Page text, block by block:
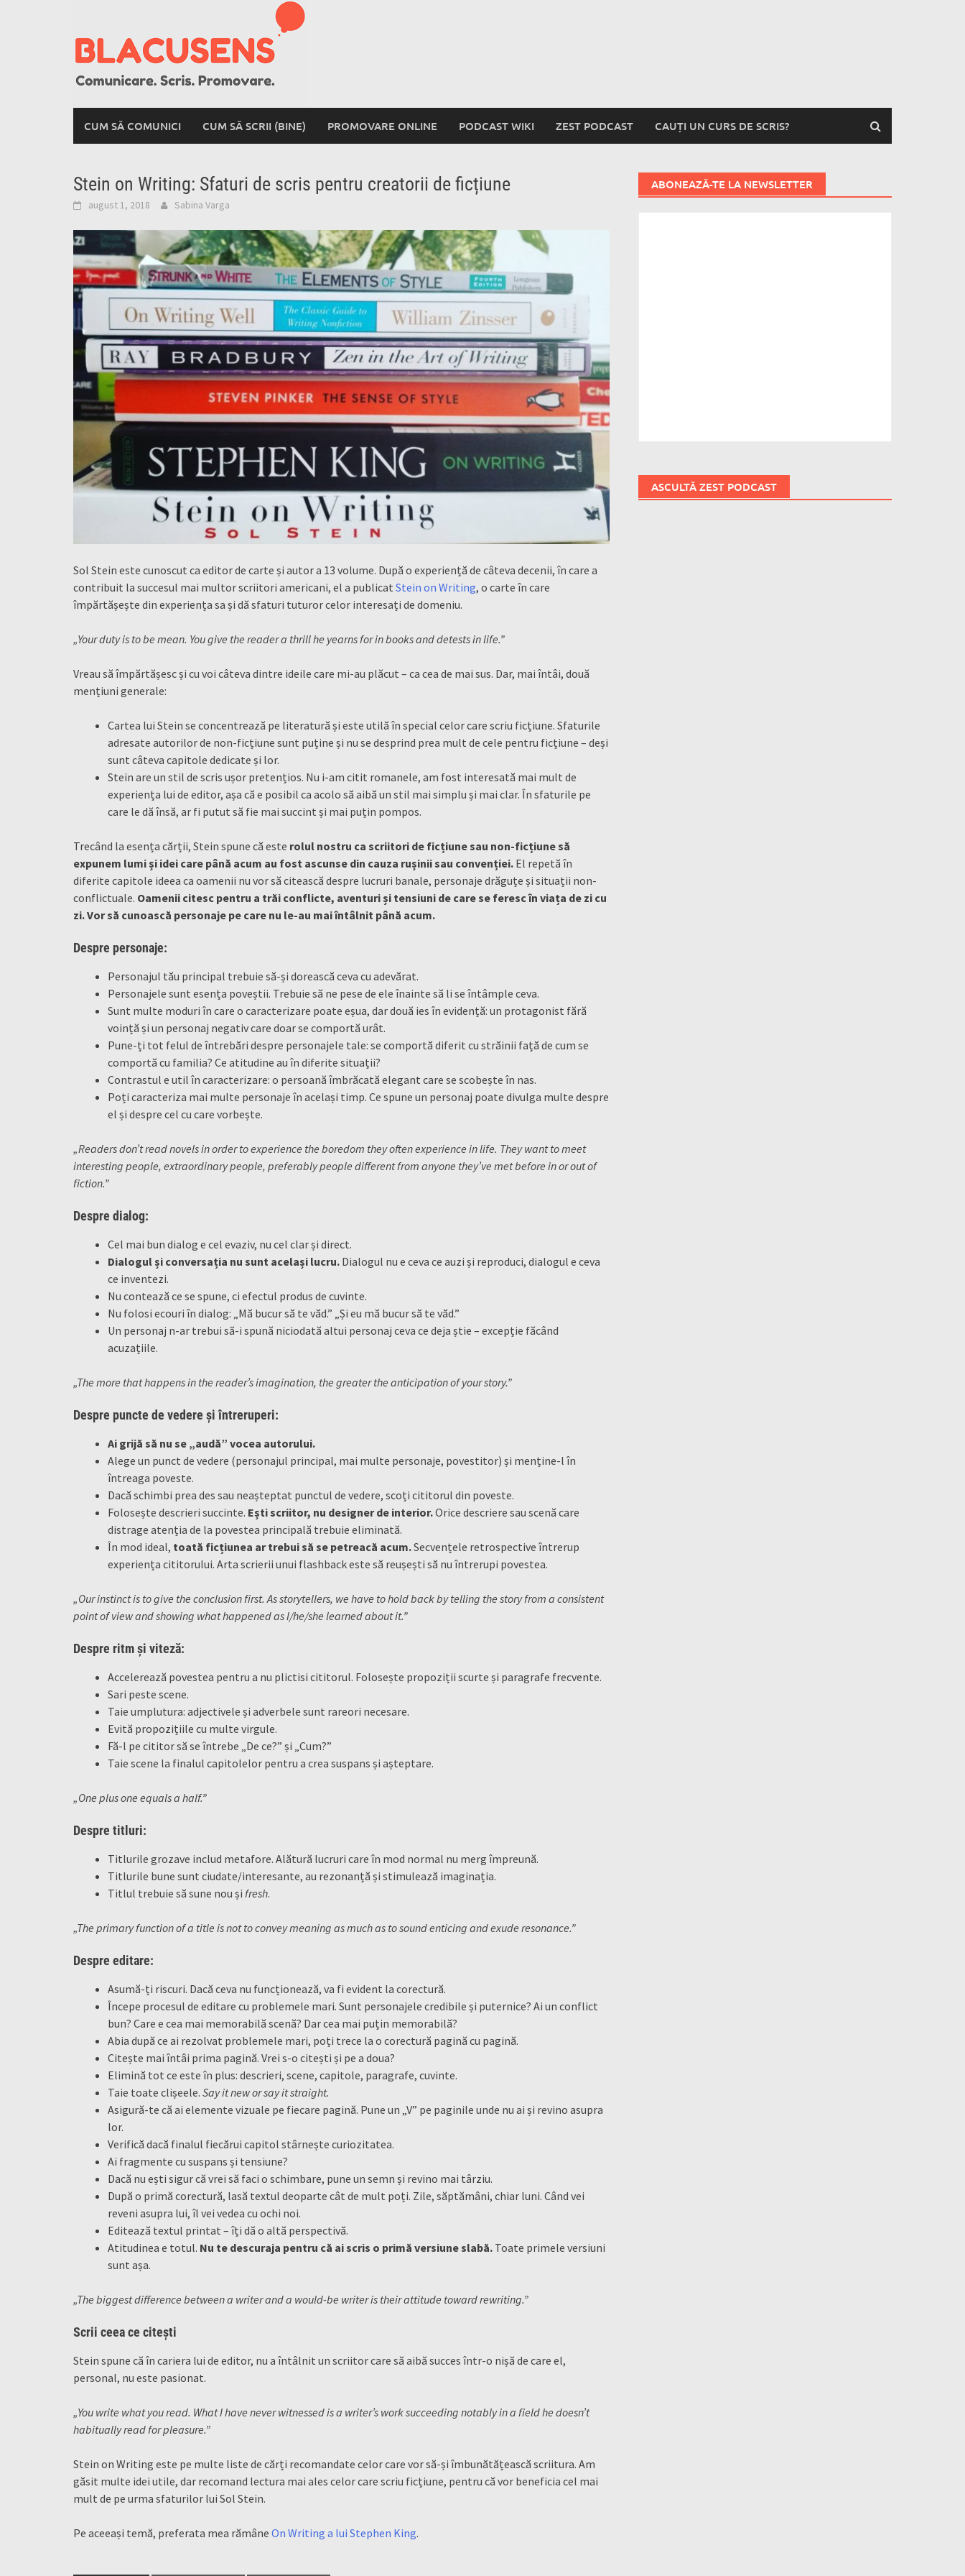
CUM SĂ COMUNICI CUM SĂ SCRII (BINE) PROMOVARE ONLINE PODCAST WIKI ZEST PODCAST CAUȚI UN CURS DE SCRIS?
Stein on Writing: Sfaturi de scris pentru creatorii de ficțiune
august 1, 2018 Sabina Varga
Sol Stein este cunoscut ca editor de carte și autor a 13 volume. După o experiență de câteva decenii, în care a
contribuit la succesul mai multor scriitori americani, el a publicat Stein on Writing, o carte în care
împărtășește din experiența sa și dă sfaturi tuturor celor interesați de domeniu.
„Your duty is to be mean. You give the reader a thrill he yearns for in books and detests in life.”
Vreau să împărtășesc și cu voi câteva dintre ideile care mi-au plăcut – ca cea de mai sus. Dar, mai întâi, două
mențiuni generale:
Cartea lui Stein se concentrează pe literatură și este utilă în special celor care scriu ficțiune. Sfaturile
adresate autorilor de non-ficțiune sunt puține și nu se desprind prea mult de cele pentru ficțiune – deși
sunt câteva capitole dedicate și lor.
Stein are un stil de scris ușor pretențios. Nu i-am citit romanele, am fost interesată mai mult de
experiența lui de editor, așa că e posibil ca acolo să aibă un stil mai simplu și mai clar. În sfaturile pe
care le dă însă, ar fi putut să fie mai succint și mai puțin pompos.
Trecând la esența cărții, Stein spune că este rolul nostru ca scriitori de ficțiune sau non-ficțiune să
expunem lumi și idei care până acum au fost ascunse din cauza rușinii sau convenției. El repetă în
diferite capitole ideea ca oamenii nu vor să citească despre lucruri banale, personaje drăguțe și situații non-
conflictuale. Oamenii citesc pentru a trăi conflicte, aventuri și tensiuni de care se feresc în viața de zi cu
zi. Vor să cunoască personaje pe care nu le-au mai întâlnit până acum.
Despre personaje:
Personajul tău principal trebuie să-și dorească ceva cu adevărat.
Personajele sunt esența poveștii. Trebuie să ne pese de ele înainte să li se întâmple ceva.
Sunt multe moduri în care o caracterizare poate eșua, dar două ies în evidență: un protagonist fără
voință și un personaj negativ care doar se comportă urât.
Pune-ți tot felul de întrebări despre personajele tale: se comportă diferit cu străinii față de cum se
comportă cu familia? Ce atitudine au în diferite situații?
Contrastul e util în caracterizare: o persoană îmbrăcată elegant care se scobește în nas.
Poți caracteriza mai multe personaje în același timp. Ce spune un personaj poate divulga multe despre
el și despre cel cu care vorbește.
„Readers don’t read novels in order to experience the boredom they often experience in life. They want to meet
interesting people, extraordinary people, preferably people different from anyone they’ve met before in or out of
fiction.”
Despre dialog:
Cel mai bun dialog e cel evaziv, nu cel clar și direct.
Dialogul și conversația nu sunt același lucru. Dialogul nu e ceva ce auzi și reproduci, dialogul e ceva
ce inventezi.
Nu contează ce se spune, ci efectul produs de cuvinte.
Nu folosi ecouri în dialog: „Mă bucur să te văd.” „Și eu mă bucur să te văd.”
Un personaj n-ar trebui să-i spună niciodată altui personaj ceva ce deja știe – excepție făcând
acuzațiile.
„The more that happens in the reader’s imagination, the greater the anticipation of your story.”
Despre puncte de vedere și întreruperi:
Ai grijă să nu se „audă” vocea autorului.
Alege un punct de vedere (personajul principal, mai multe personaje, povestitor) și menține-l în
întreaga poveste.
Dacă schimbi prea des sau neașteptat punctul de vedere, scoți cititorul din poveste.
Folosește descrieri succinte. Ești scriitor, nu designer de interior.Orice descriere sau scenă care
distrage atenția de la povestea principală trebuie eliminată.
În mod ideal, toată ficțiunea ar trebui să se petreacă acum.Secvențele retrospective întrerup
experiența cititorului. Arta scrierii unui flashback este să reușești să nu întrerupi povestea.
„Our instinct is to give the conclusion first. As storytellers, we have to hold back by telling the story from a consistent
point of view and showing what happened as I/he/she learned about it.”
Despre ritm și viteză:
Accelerează povestea pentru a nu plictisi cititorul. Folosește propoziții scurte și paragrafe frecvente.
Sari peste scene.
Taie umplutura: adjectivele și adverbele sunt rareori necesare.
Evită propozițiile cu multe virgule.
Fă-l pe cititor să se întrebe „De ce?” și „Cum?”
Taie scene la finalul capitolelor pentru a crea suspans și așteptare.
„One plus one equals a half.”
Despre titluri:
Titlurile grozave includ metafore. Alătură lucruri care în mod normal nu merg împreună.
Titlurile bune sunt ciudate/interesante, au rezonanță și stimulează imaginația.
Titlul trebuie să sune nou și fresh.
„The primary function of a title is not to convey meaning as much as to sound enticing and exude resonance.”
Despre editare:
Asumă-ți riscuri. Dacă ceva nu funcționează, va fi evident la corectură.
Începe procesul de editare cu problemele mari. Sunt personajele credibile și puternice? Ai un conflict
bun? Care e cea mai memorabilă scenă? Dar cea mai puțin memorabilă?
Abia după ce ai rezolvat problemele mari, poți trece la o corectură pagină cu pagină.
Citește mai întâi prima pagină. Vrei s-o citești și pe a doua?
Elimină tot ce este în plus: descrieri, scene, capitole, paragrafe, cuvinte.
Taie toate clișeele. Say it new or say it straight.
Asigură-te că ai elemente vizuale pe fiecare pagină. Pune un „V” pe paginile unde nu ai și revino asupra
lor.
Verifică dacă finalul fiecărui capitol stârnește curiozitatea.
Ai fragmente cu suspans și tensiune?
Dacă nu ești sigur că vrei să faci o schimbare, pune un semn și revino mai târziu.
După o primă corectură, lasă textul deoparte cât de mult poți. Zile, săptămâni, chiar luni. Când vei
reveni asupra lui, îl vei vedea cu ochi noi.
Editează textul printat – îți dă o altă perspectivă.
Atitudinea e totul. Nu te descuraja pentru că ai scris o primă versiune slabă. Toate primele versiuni
sunt așa.
„The biggest difference between a writer and a would-be writer is their attitude toward rewriting.”
Scrii ceea ce citești
Stein spune că în cariera lui de editor, nu a întâlnit un scriitor care să aibă succes într-o nișă de care el,
personal, nu este pasionat.
„You write what you read. What I have never witnessed is a writer’s work succeeding notably in a field he doesn’t
habitually read for pleasure.”
Stein on Writing este pe multe liste de cărți recomandate celor care vor să-și îmbunătățească scriitura. Am
găsit multe idei utile, dar recomand lectura mai ales celor care scriu ficțiune, pentru că vor beneficia cel mai
mult de pe urma sfaturilor lui Sol Stein.
Pe aceeași temă, preferata mea rămâne On Writing a lui Stephen King.
ABONEAZĂ-TE LA NEWSLETTER
ASCULTĂ ZEST PODCAST